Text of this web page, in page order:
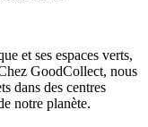
et ses espaces verts,
GoodCollect, nous
dans des centres
notre planète.